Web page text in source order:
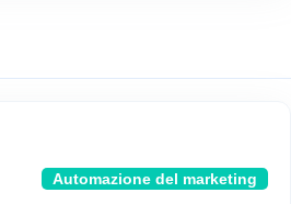
Automazione del marketing